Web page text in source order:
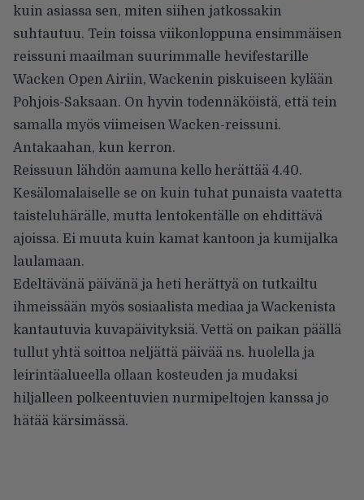
kuin asiassa sen, miten siihen jatkossakin
suhtautuu. Tein toissa viikonloppuna ensimmäisen
reissuni maailman suurimmalle hevifestarille
Wacken Open Airiin, Wackenin piskuiseen kylään
Pohjois-Saksaan. On hyvin todennäköistä, että tein
samalla myös viimeisen Wacken-reissuni.
Antakaahan, kun kerron.
Reissuun lähdön aamuna kello herättää 4.40.
Kesälomalaiselle se on kuin tuhat punaista vaatetta
taisteluhärälle, mutta lentokentälle on ehdittävä
ajoissa. Ei muuta kuin kamat kantoon ja kumijalka
laulamaan.
Edeltävänä päivänä ja heti herättyä on tutkailtu
ihmeissään myös sosiaalista mediaa ja Wackenista
kantautuvia kuvapäivityksiä. Vettä on paikan päällä
tullut yhtä soittoa neljättä päivää ns. huolella ja
leirintäalueella ollaan kosteuden ja mudaksi
hiljalleen polkeentuvien nurmipeltojen kanssa jo
hätää kärsimässä.